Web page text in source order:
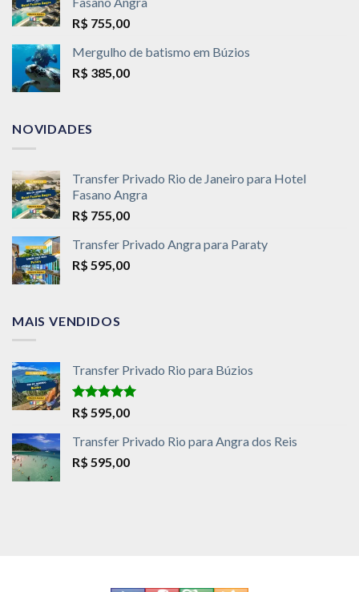
R$ 755,00
Mergulho de batismo em Búzios
R$ 385,00
NOVIDADES
Transfer Privado Rio de Janeiro para Hotel
Fasano Angra
R$ 755,00
Transfer Privado Angra para Paraty
R$ 595,00
MAIS VENDIDOS
Transfer Privado Rio para Búzios
Avaliação
5.00
de 5
R$ 595,00
Transfer Privado Rio para Angra dos Reis
R$ 595,00